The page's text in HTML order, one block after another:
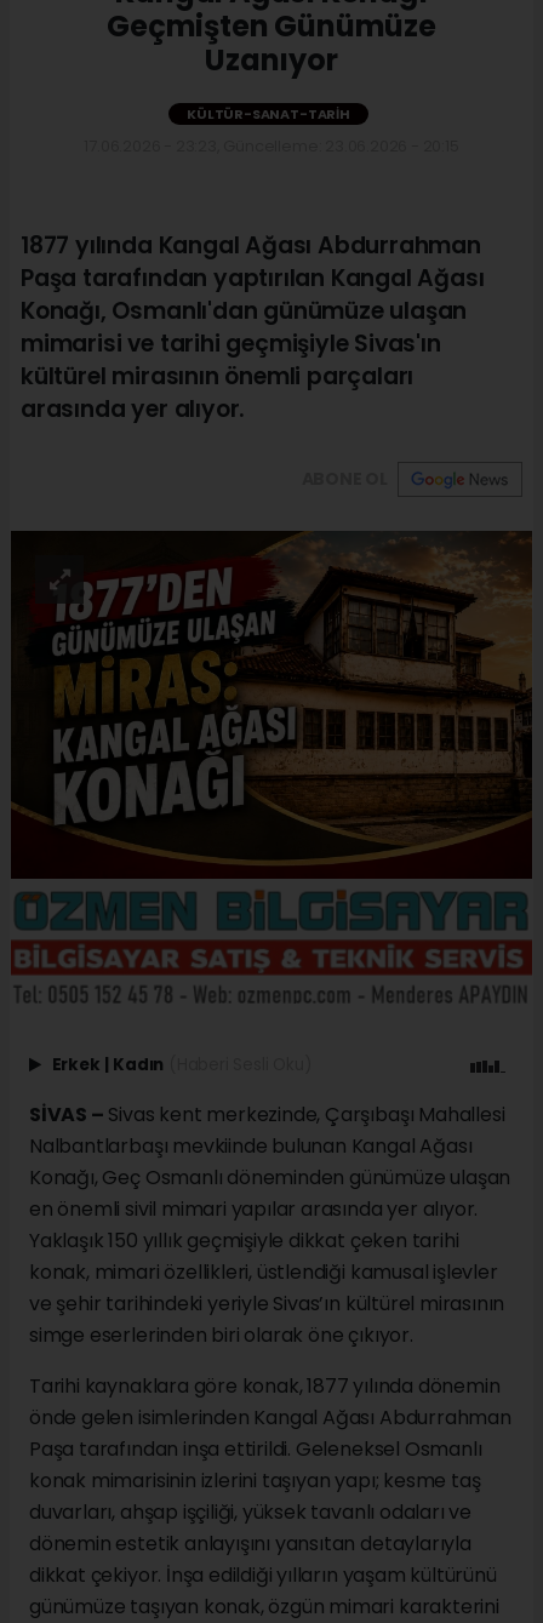
Geçmişten Günümüze
Uzanıyor
KÜLTÜR-SANAT-TARIH
1877 yılında Kangal Ağası Abdurrahman
Paşa tarafından yaptırılan Kangal Ağası
Konağı, Osmanlı'dan günümüze ulaşan
mimarisi ve tarihi geçmişiyle Sivas'ın
kültürel mirasının önemli parçaları
arasında yer alıyor.
Erkek Kadın
SİVAS – Sivas kent merkezinde, Çarşıbaşı Mahallesi
Nalbantlarbaşı mevkiinde bulunan Kangal Ağası
Konağı, Geç Osmanlı döneminden günümüze ulaşan
en önemli sivil mimari yapılar arasında yer alıyor.
Yaklaşık 150 yıllık geçmişiyle dikkat çeken tarihi
konak, mimari özellikleri, üstlendiği kamusal işlevler
ve şehir tarihindeki yeriyle Sivas’ın kültürel mirasının
simge eserlerinden biri olarak öne çıkıyor.
Tarihi kaynaklara göre konak, 1877 yılında dönemin
önde gelen isimlerinden Kangal Ağası Abdurrahman
Paşa tarafından inşa ettirildi. Geleneksel Osmanlı
konak mimarisinin izlerini taşıyan yapı; kesme taş
duvarları, ahşap işçiliği, yüksek tavanlı odaları ve
dönemin estetik anlayışını yansıtan detaylarıyla
dikkat çekiyor. İnşa edildiği yılların yaşam kültürünü
günümüze taşıyan konak, özgün mimari karakterini